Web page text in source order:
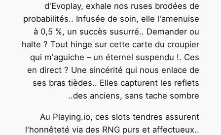
d'Evoplay, exhale nos ruses brodées de
probabilités.. Infusée de soin, elle l'amenuise
à 0,5 %, un succès susurré.. Demander ou
halte ? Tout hinge sur cette carte du croupier
qui m'aguiche – un éternel suspendu !. Ces
en direct ? Une sincérité qui nous enlace de
ses bras tièdes.. Elles capturent les reflets
des anciens, sans tache sombre..
Au Playing.io, ces slots tendres assurent
l'honnêteté via des RNG purs et affectueux..